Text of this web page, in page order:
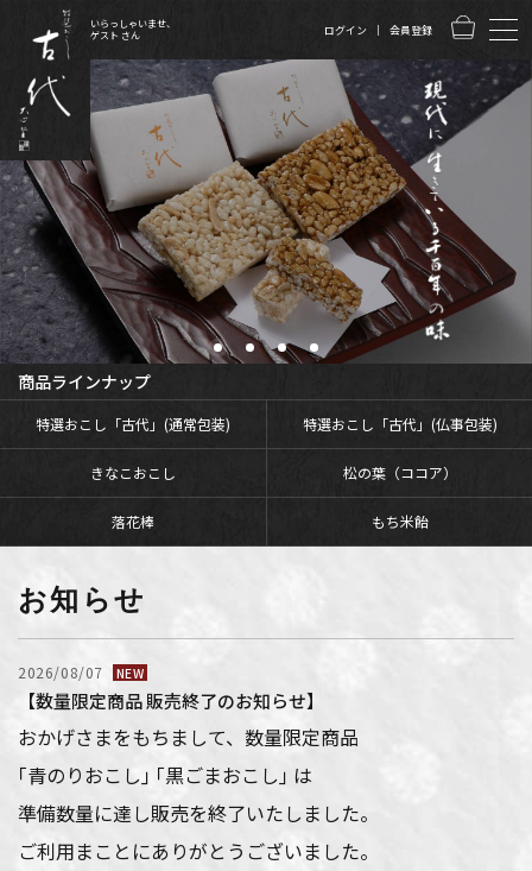
いらっしゃいませ、
ゲスト さん
ログイン 会員登録
商品ラインナップ
特選おこし「古代」(通常包装) 特選おこし「古代」(仏事包装)
きなこおこし 松の葉（ココア）
落花棒 もち米飴
お知らせ
2026/08/07 NEW
【数量限定商品 販売終了のお知らせ】
おかげさまをもちまして、数量限定商品
｢青のりおこし｣ ｢黒ごまおこし｣ は
準備数量に達し販売を終了いたしました。
ご利用まことにありがとうございました。